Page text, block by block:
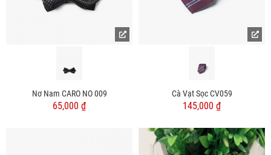
Nơ Nam CARO NO 009
65,000 ₫
Cà Vạt Sọc CV059
145,000 ₫